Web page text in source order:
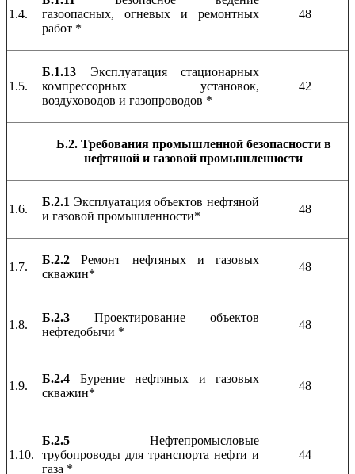
1.4.
газоопасных, огневых и ремонтных
работ *
48
1.5.
Б.1.13 Эксплуатация стационарных
компрессорных установок,
воздуховодов и газопроводов *
42
Б.2. Требования промышленной безопасности в
нефтяной и газовой промышленности
1.6.
Б.2.1 Эксплуатация объектов нефтяной
и газовой промышленности*
48
1.7.
Б.2.2Ремонт нефтяных и газовых
скважин*
48
1.8.
Б.2.3 Проектирование объектов
нефтедобычи *
48
1.9.
Б.2.4 Бурение нефтяных и газовых
скважин*
48
1.10.
Б.2.5 Нефтепромысловые
трубопроводы для транспорта нефти и
газа *
44